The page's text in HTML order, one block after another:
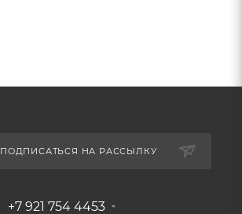
ПОДПИСАТЬСЯ НА РАССЫЛКУ
+7 921 754 4453